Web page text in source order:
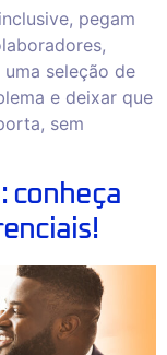
pegam
seleção de
e deixar que
sem
conheça